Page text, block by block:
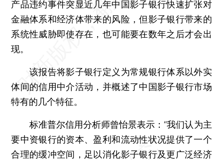
产品违约事件突显近几年中国影子银行快速扩张对
金融体系和经济体带来的风险，但影子银行带来的
系统性威胁即使存在，也可能要在数年之后才会出
现。
该报告将影子银行定义为常规银行体系以外实
体间的信用中介活动，并概述了中国影子银行市场
特有的几个特征。
标准普尔信用分析师曾怡景表示：“我们认为主
要中资银行的资本、盈利和流动性状况提供了一个
合理的缓冲空间，足以消化影子银行及更广泛经济